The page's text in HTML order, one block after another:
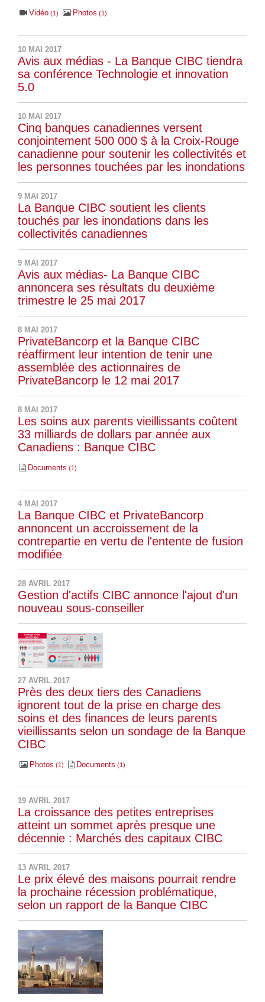
Vidéo 1 Photos 1
10 MAI 2017
Avis aux médias - La Banque CIBC tiendra
sa conférence Technologie et innovation
5.0
10 MAI 2017
Cinq banques canadiennes versent
conjointement 500 000 $ à la Croix-Rouge
canadienne pour soutenir les collectivités et
les personnes touchées par les inondations
9 MAI 2017
La Banque CIBC soutient les clients
touchés par les inondations dans les
collectivités canadiennes
9 MAI 2017
Avis aux médias- La Banque CIBC
annoncera ses résultats du deuxième
trimestre le 25 mai 2017
8 MAI 2017
PrivateBancorp et la Banque CIBC
réaffirment leur intention de tenir une
assemblée des actionnaires de
PrivateBancorp le 12 mai 2017
8 MAI 2017
Les soins aux parents vieillissants coûtent
33 milliards de dollars par année aux
Canadiens : Banque CIBC
Documents 1
4 MAI 2017
La Banque CIBC et PrivateBancorp
annoncent un accroissement de la
contrepartie en vertu de l'entente de fusion
modifiée
28 AVRIL 2017
Gestion d'actifs CIBC annonce l'ajout d'un
nouveau sous-conseiller
27 AVRIL 2017
Près des deux tiers des Canadiens
ignorent tout de la prise en charge des
soins et des finances de leurs parents
vieillissants selon un sondage de la Banque
CIBC
Photos 1 Documents 1
19 AVRIL 2017
La croissance des petites entreprises
atteint un sommet après presque une
décennie : Marchés des capitaux CIBC
13 AVRIL 2017
Le prix élevé des maisons pourrait rendre
la prochaine récession problématique,
selon un rapport de la Banque CIBC